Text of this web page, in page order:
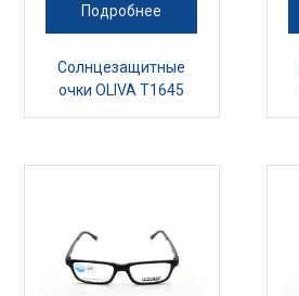
Подробнее
Солнцезащитные
очки OLIVA T1645